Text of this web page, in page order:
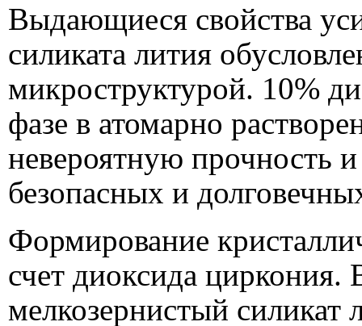
Выдающиеся свойства
силиката лития
микроструктурой. 10%
фазе в атомарно
невероятную прочность и
безопасных и
Формирование
счет диоксида циркония.
мелкозернистый силикат